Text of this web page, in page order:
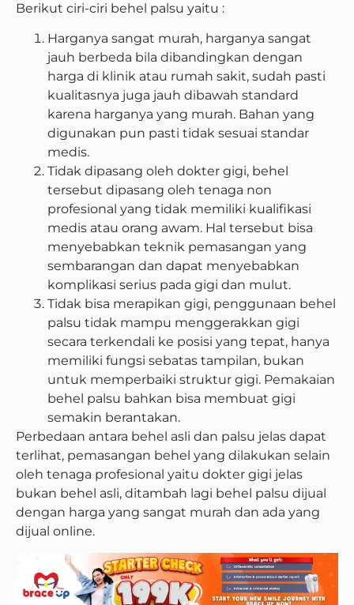
Berikut ciri-ciri behel palsu yaitu :
Harganya sangat murah, harganya sangat
jauh berbeda bila dibandingkan dengan
harga di klinik atau rumah sakit, sudah pasti
kualitasnya juga jauh dibawah standard
karena harganya yang murah. Bahan yang
digunakan pun pasti tidak sesuai standar
medis.
Tidak dipasang oleh dokter gigi, behel
tersebut dipasang oleh tenaga non
profesional yang tidak memiliki kualifikasi
medis atau orang awam. Hal tersebut bisa
menyebabkan teknik pemasangan yang
sembarangan dan dapat menyebabkan
komplikasi serius pada gigi dan mulut.
Tidak bisa merapikan gigi, penggunaan behel
palsu tidak mampu menggerakkan gigi
secara terkendali ke posisi yang tepat, hanya
memiliki fungsi sebatas tampilan, bukan
untuk memperbaiki struktur gigi. Pemakaian
behel palsu bahkan bisa membuat gigi
semakin berantakan.
Perbedaan antara behel asli dan palsu jelas dapat
terlihat, pemasangan behel yang dilakukan selain
oleh tenaga profesional yaitu dokter gigi jelas
bukan behel asli, ditambah lagi behel palsu dijual
dengan harga yang sangat murah dan ada yang
dijual online.